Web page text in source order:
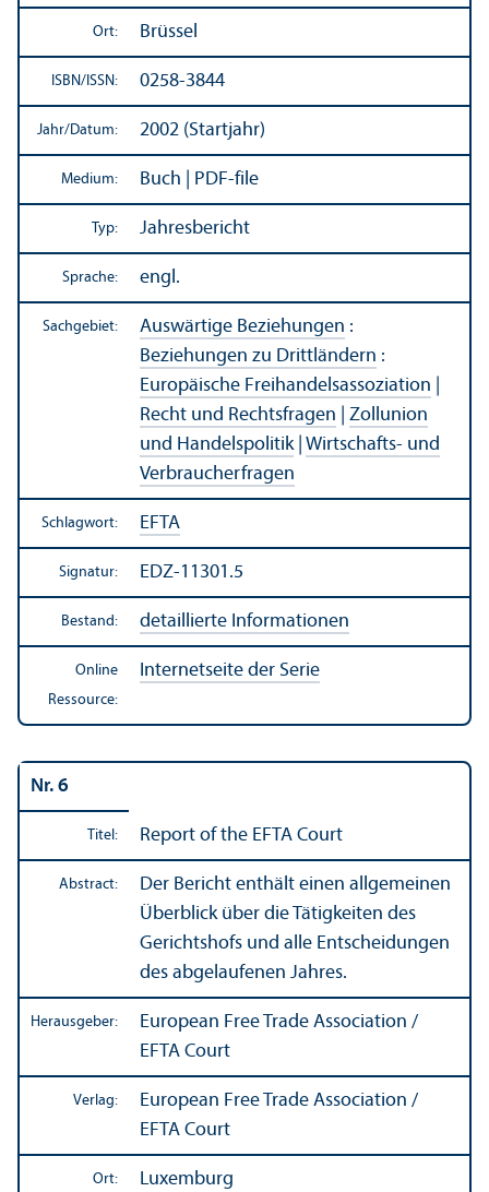
Ort: Brüssel
ISBN/ ISSN: 0258-3844
Jahr/Datum: 2002 (Startjahr)
Medium: Buch | PDF-file
Typ: Jahresbericht
Sprache: engl.
Sachgebiet: Auswärtige Beziehungen :
Beziehungen zu Drittländern :
Europäische Freihandels­assoziation
Recht und Rechts­fragen
Zollunion
und Handels­politik| Wirtschafts- und
Verbraucherfragen
Schlagwort: EFTA
Signatur: EDZ-11301.5
Bestand: detaillierte Informationen
Online
Ressource:
Internetseite der Serie
Nr. 6
Titel: Report of the EFTA Court
Abstract:
Der Bericht enthält einen allgemeinen
Über­blick über die Tätigkeiten des
Gerichtshofs und alle Entscheidungen
des abgelaufenen Jahres.
Herausgeber:
European Free Trade Association /
EFTA Court
Verlag:
European Free Trade Association /
EFTA Court
Ort: Luxemburg